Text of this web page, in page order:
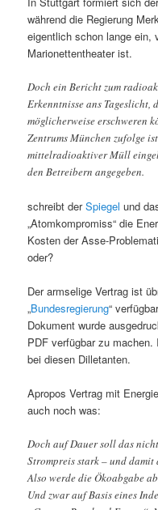
während die Regierung
eigentlich schon lange ein,
Marionettentheater ist.
Doch ein Bericht zum
Erkenntnisse ans Tageslicht,
möglicherweise erschweren
Zentrums München zufolge
mittelradioaktiver Müll
den Betreibern angegeben.
schreibt derSpiegel und
„Atomkompromiss“ die
Kosten der Asse-
oder?
Der armselige Vertrag ist
„Bundesregierung“
Dokument wurde
PDF verfügbar zu
bei diesen Dilletanten.
Apropos Vertrag mit
auch noch was:
Doch auf Dauer soll das
Strompreis stark – und
Also werde die Ökoabgabe
Und zwar auf Basis eines